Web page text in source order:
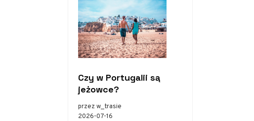
Czy w Portugalii są
jeżowce?
przez w_trasie
2026-07-16